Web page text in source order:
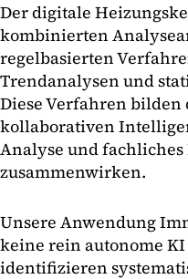
Der digitale
kombinierten
regelbasierten
Trendanalysen und
Diese Verfahren
kollaborativen
Analyse und
zusammenwirken.
Unsere Anwendung
keine rein autonome KI
identifizieren